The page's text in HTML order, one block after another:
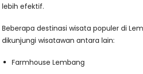
lebih efektif.
Beberapa destinasi wisata populer di
dikunjungi wisatawan antara lain:
Farmhouse Lembang